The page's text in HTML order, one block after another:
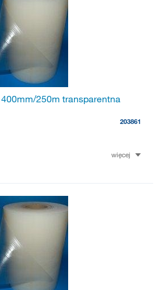
250m transparentna
203861
więcej